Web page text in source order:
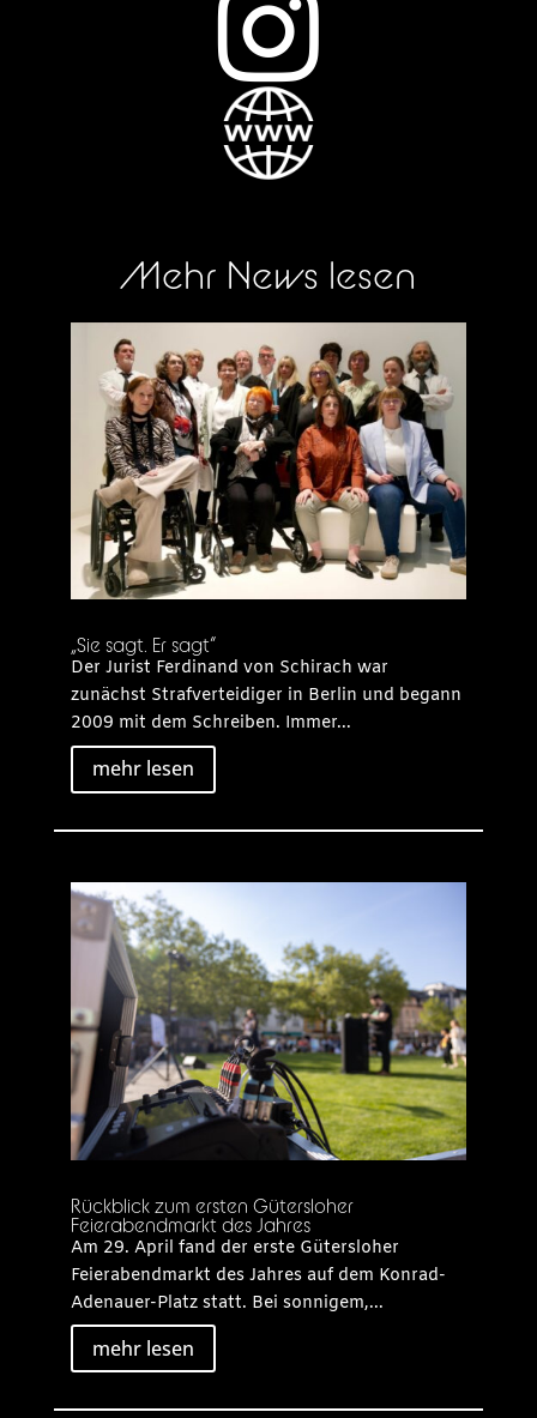

Mehr News lesen
„Sie sagt. Er sagt“
Der Jurist Ferdinand von Schirach war
zunächst Strafverteidiger in Berlin und begann
2009 mit dem Schreiben. Immer...
mehr lesen
Rückblick zum ersten Gütersloher
Feierabendmarkt des Jahres
Am 29. April fand der erste Gütersloher
Feierabendmarkt des Jahres auf dem Konrad-
Adenauer-Platz statt. Bei sonnigem,...
mehr lesen